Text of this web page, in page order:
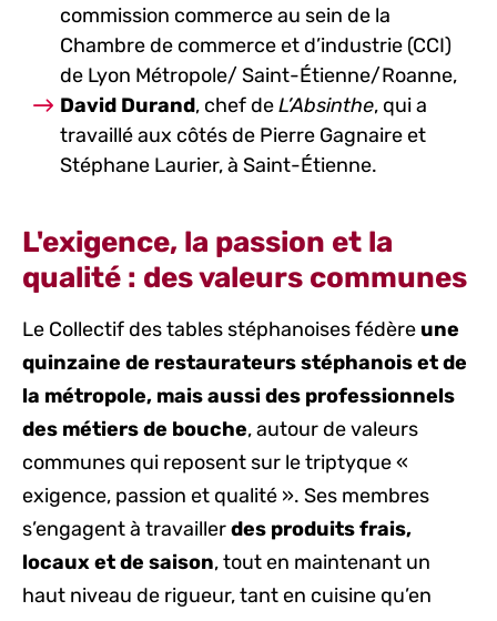
commission commerce au sein de la
Chambre de commerce et d’industrie (CCI)
de Lyon Métropole/ Saint-Étienne/Roanne,
David Durand, chef deL’Absinthe, qui a
travaillé aux côtés de Pierre Gagnaire et
Stéphane Laurier, à Saint-Étienne.
L'exigence, la passion et la
qualité : des valeurs communes
Le Collectif des tables stéphanoises fédère une
quinzaine de restaurateurs stéphanois et de
la métropole, mais aussi des professionnels
des métiers de bouche, autour de valeurs
communes qui reposent sur le triptyque «
exigence, passion et qualité ». Ses membres
s’engagent à travaillerdes produits frais,
locaux et de saison, tout en maintenant un
haut niveau de rigueur, tant en cuisine qu’en